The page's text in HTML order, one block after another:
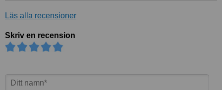
Läs alla recensioner
Skriv en recension